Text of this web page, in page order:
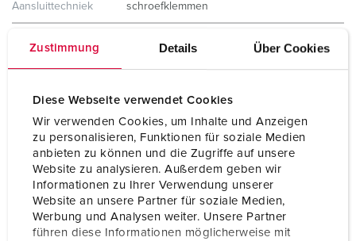
Zustimmung Details Über Cookies
Diese Webseite verwendet Cookies
Wir verwenden Cookies, um Inhalte und Anzeigen
zu personalisieren, Funktionen für soziale Medien
anbieten zu können und die Zugriffe auf unsere
Website zu analysieren. Außerdem geben wir
Informationen zu Ihrer Verwendung unserer
Website an unsere Partner für soziale Medien,
Werbung und Analysen weiter. Unsere Partner
führen diese Informationen möglicherweise mit
Aansluittechniek schroefklemmen
Beschermingsgraad IP67
Behuizing materiaal
Kunststof, hoge resistentie tegen
chemicaliën / AMELAN
Gewicht 566 g
Certificeringen
VDE
EAC
CB Zertifikat